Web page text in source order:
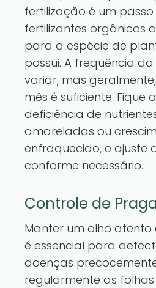
fertilização é um passo
fertilizantes orgânicos
para a espécie de
possui. A frequência
variar, mas
mês é suficiente. Fique
deficiência de
amareladas ou
enfraquecido, e ajuste
conforme necessário.
Controle de
Manter um olho atento
é essencial para
doenças
regularmente as